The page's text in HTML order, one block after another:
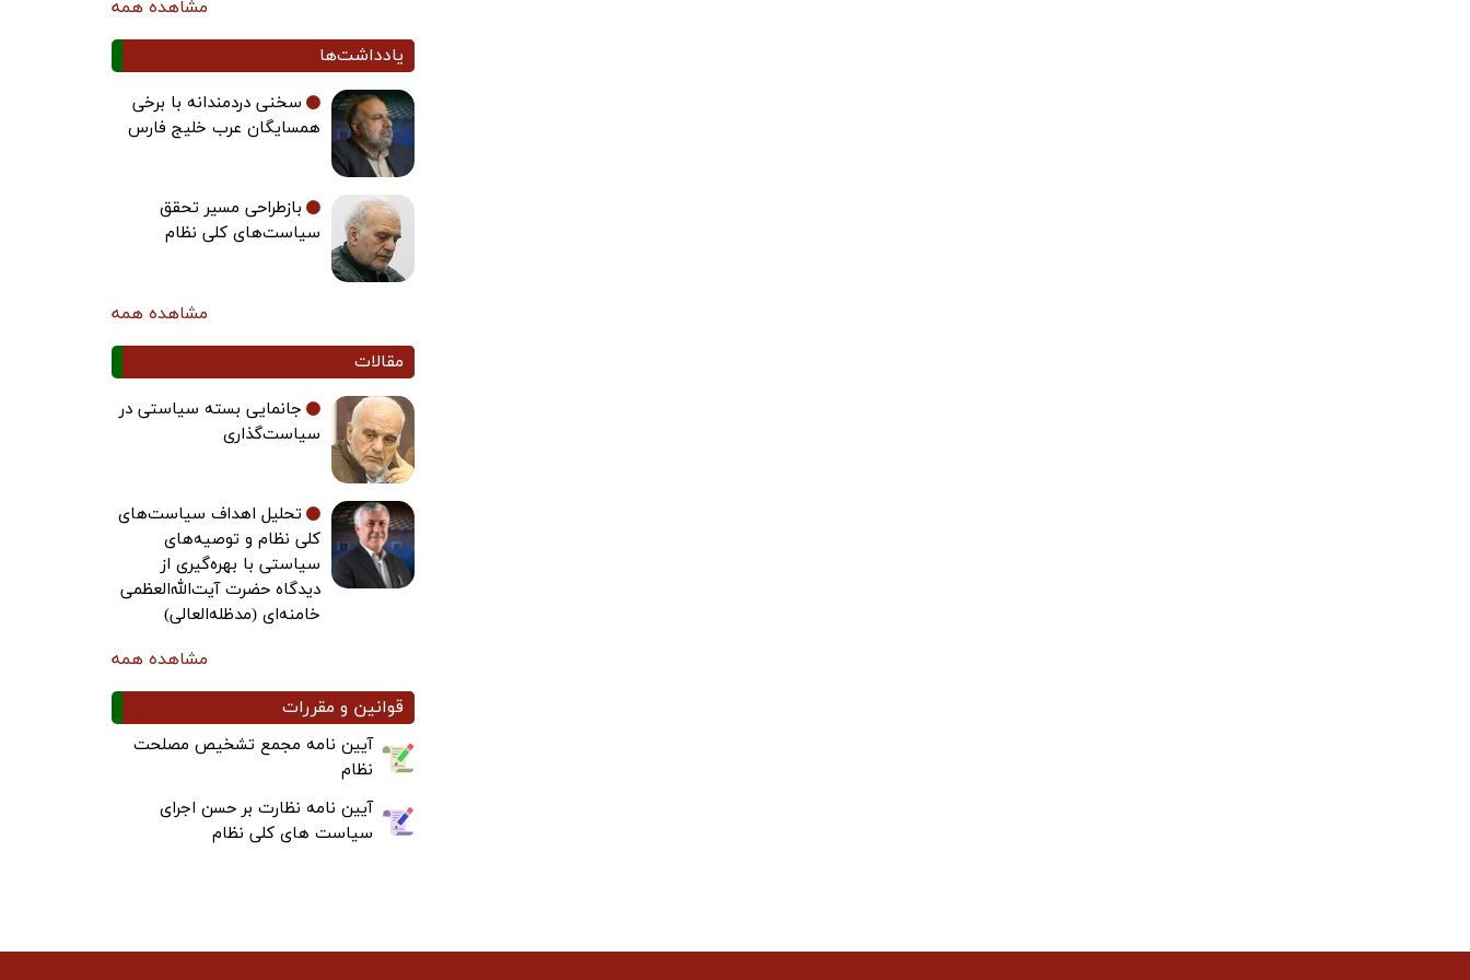
مشاهده همه
یادداشت‌ها
سخنی دردمندانه با برخی
همسایگان عرب خلیج فارس
بازطراحی مسیر تحقق
سیاست‌های کلی نظام
مشاهده همه
مقالات
جانمایی بسته سیاستی در
سیاست‌گذاری
تحلیل اهداف سیاست‌های
کلی نظام و توصیه‌های
سیاستی با بهره‌گیری از
دیدگاه حضرت آیت‌الله‌العظمی
خامنه‌ای (مدظله‌العالی)
مشاهده همه
قوانین و مقررات
آیین نامه مجمع تشخیص مصلحت
نظام
آیین نامه نظارت بر حسن اجرای
سیاست های کلی نظام